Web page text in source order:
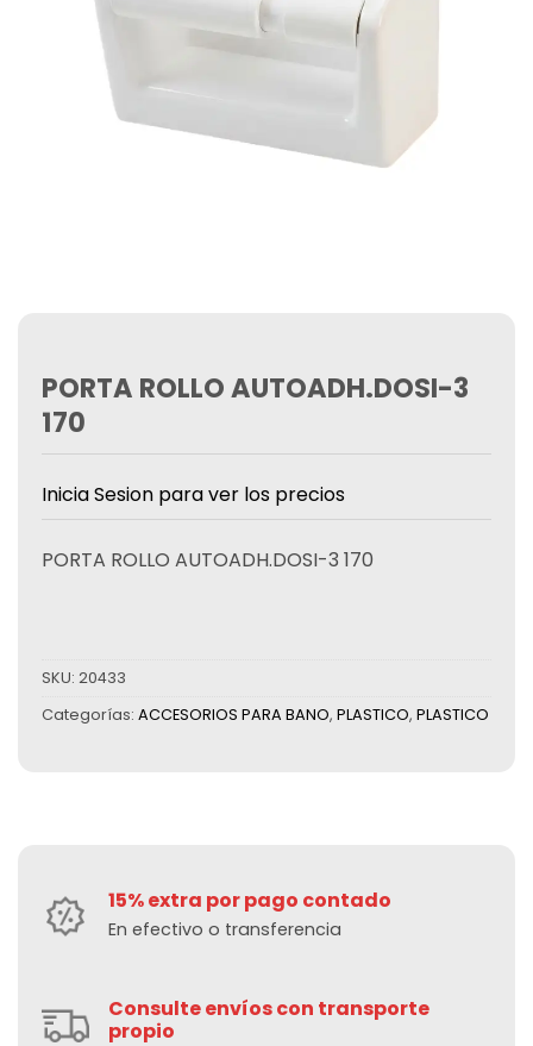
PORTA ROLLO AUTOADH.DOSI-3
170
Inicia Sesion para ver los precios
PORTA ROLLO AUTOADH.DOSI-3 170
SKU: 20433
Categorías: ACCESORIOS PARA BANO, PLASTICO, PLASTICO
15% extra por pago contado
En efectivo o transferencia
Consulte envíos con transporte
propio